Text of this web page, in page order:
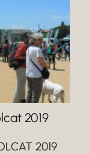
2019
2019